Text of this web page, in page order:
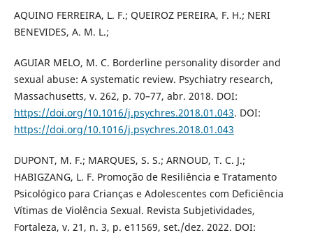
AQUINO FERREIRA, L. F.; QUEIROZ PEREIRA, F. H.; NERI
BENEVIDES, A. M. L.;
AGUIAR MELO, M. C. Borderline personality disorder and
sexual abuse: A systematic review. Psychiatry research,
Massachusetts, v. 262, p. 70–77, abr. 2018. DOI:
https://doi.org/10.1016/j.psychres.2018.01.043. DOI:
https://doi.org/10.1016/j.psychres.2018.01.043
DUPONT, M. F.; MARQUES, S. S.; ARNOUD, T. C. J.;
HABIGZANG, L. F. Promoção de Resiliência e Tratamento
Psicológico para Crianças e Adolescentes com Deficiência
Vítimas de Violência Sexual. Revista Subjetividades,
Fortaleza, v. 21, n. 3, p. e11569, set./dez. 2022. DOI: